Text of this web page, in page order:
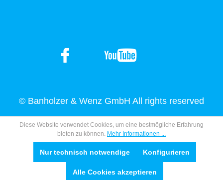
© Banholzer & Wenz GmbH All rights reserved
Diese Website verwendet Cookies, um eine bestmögliche Erfahrung
bieten zu können. Mehr Informationen ...
Nur technisch notwendige Konfigurieren
Alle Cookies akzeptieren